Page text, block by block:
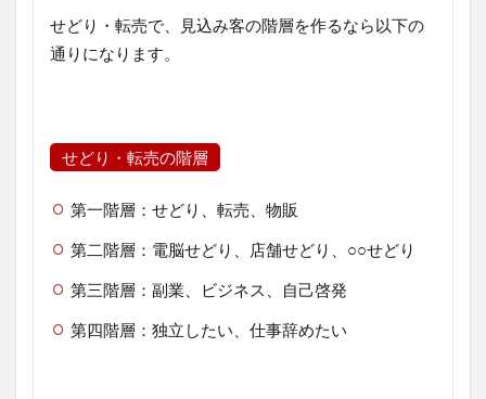
せどり・転売で、見込み客の階層を作るなら以下の
通りになります。
せどり・転売の階層
第一階層：せどり、転売、物販
第二階層：電脳せどり、店舗せどり、○○せどり
第三階層：副業、ビジネス、自己啓発
第四階層：独立したい、仕事辞めたい